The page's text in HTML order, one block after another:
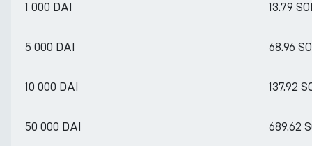
1 000 DAI 13.79
5 000 DAI 68.96
10 000 DAI 137.92
50 000 DAI 689.62